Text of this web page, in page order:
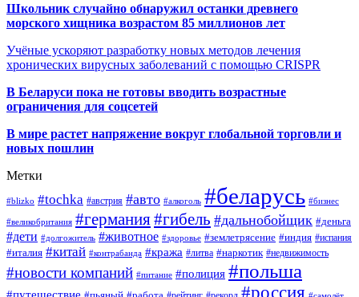
Школьник случайно обнаружил останки древнего
морского хищника возрастом 85 миллионов лет
Учёные ускоряют разработку новых методов лечения
хронических вирусных заболеваний с помощью CRISPR
В Беларуси пока не готовы вводить возрастные
ограничения для соцсетей
В мире растет напряжение вокруг глобальной торговли и
новых пошлин
Метки
#blizko #tochka #австрия #авто #алкоголь #беларусь #бизнес
#великобритания #германия#гибель #дальнобойщик #деньга
#дети #долгожитель #животное #здоровье #землетрясение #индия #испания
#италия #китай #контрабанда #кража #литва #наркотик #недвижимость
#новости компаний #питание #полиция #польша
#россия